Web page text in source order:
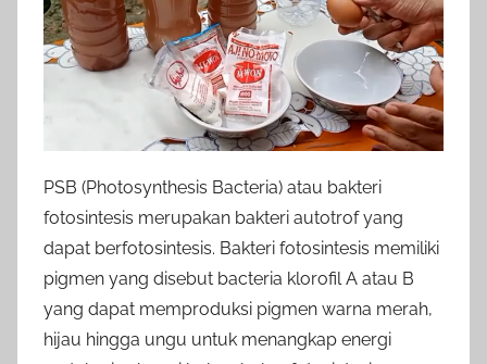
PSB (Photosynthesis Bacteria) atau bakteri
fotosintesis merupakan bakteri autotrof yang
dapat berfotosintesis. Bakteri fotosintesis memiliki
pigmen yang disebut bacteria klorofil A atau B
yang dapat memproduksi pigmen warna merah,
hijau hingga ungu untuk menangkap energi